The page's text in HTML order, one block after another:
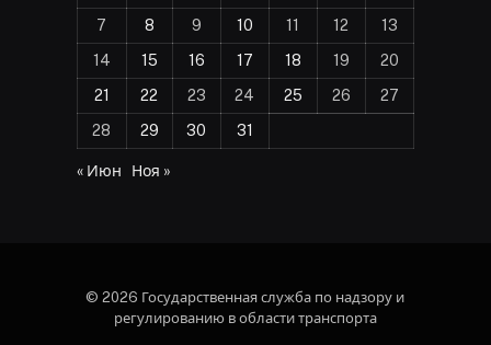
7
8 9 10 11 12
13
14
15 16 17 18 19
20
21
22 23 24 25 26
27
28
29 30 31
« Июн Ноя »
© 2026 Государственная служба по надзору и
регулированию в области транспорта